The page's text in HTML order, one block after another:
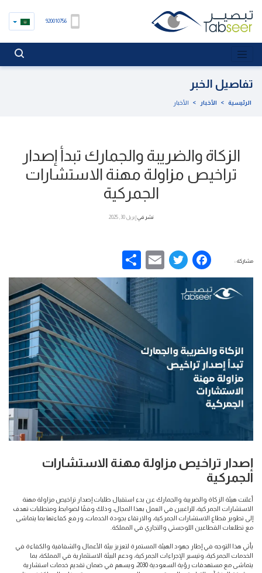
920010756
تفاصيل الخبر
الرئيسية > الأخبار > الأخبار
الزكاة والضريبة والجمارك تبدأ إصدار
تراخيص مزاولة مهنة الاستشارات
الجمركية
نشر فيإبريل 30, 2025
مشاركة : Facebook
Twitter
Email
Share
إصدار تراخيص مزاولة مهنة الاستشارات
الجمركية
أعلنت هيئة الزكاة والضريبة والجمارك عن بدء استقبال طلبات إصدار تراخيص مزاولة مهنة
الاستشارات الجمركية، للراغبين في العمل بهذا المجال، وذلك وفقًا لضوابط ومتطلبات تهدف
إلى تطوير قطاع الاستشارات الجمركية، والارتقاء بجودة الخدمات، ورفع كفاءتها بما يتماشى
مع تطلعات القطاعين اللوجستي والتجاري في المملكة.
يأتي هذا التوجه في إطار جهود الهيئة المستمرة لتعزيز بيئة الأعمال والشفافية والكفاءة في
الخدمات الجمركية، وتيسير الإجراءات الجمركية، ودعم البيئة الاستثمارية في المملكة، بما
يتماشى مع مستهدفات رؤية السعودية 2030، ويسهم في ضمان تقديم خدمات استشارية